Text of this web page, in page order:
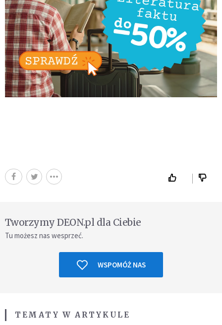
Tworzymy DEON.pl dla Ciebie
Tu możesz nas wesprzeć.
WSPOMÓŻ NAS
TEMATY W ARTYKULE